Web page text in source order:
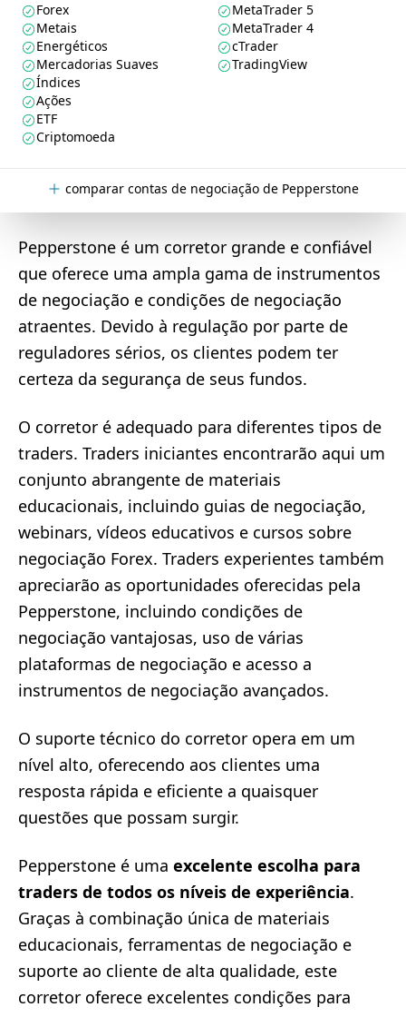
Forex
Metais
Energéticos
Mercadorias Suaves
Índices
Ações
ETF
Criptomoeda
MetaTrader 5
MetaTrader 4
cTrader
TradingView
comparar contas de negociação de Pepperstone
Pepperstone é um corretor grande e confiável
que oferece uma ampla gama de instrumentos
de negociação e condições de negociação
atraentes. Devido à regulação por parte de
reguladores sérios, os clientes podem ter
certeza da segurança de seus fundos.
O corretor é adequado para diferentes tipos de
traders. Traders iniciantes encontrarão aqui um
conjunto abrangente de materiais
educacionais, incluindo guias de negociação,
webinars, vídeos educativos e cursos sobre
negociação Forex. Traders experientes também
apreciarão as oportunidades oferecidas pela
Pepperstone, incluindo condições de
negociação vantajosas, uso de várias
plataformas de negociação e acesso a
instrumentos de negociação avançados.
O suporte técnico do corretor opera em um
nível alto, oferecendo aos clientes uma
resposta rápida e eficiente a quaisquer
questões que possam surgir.
Pepperstone é uma excelente escolha para
traders de todos os níveis de experiência.
Graças à combinação única de materiais
educacionais, ferramentas de negociação e
suporte ao cliente de alta qualidade, este
corretor oferece excelentes condições para